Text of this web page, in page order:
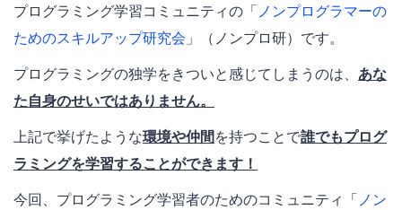
プログラミング学習コミュニティの「 ノンプログラマーの
ためのスキルアップ研究会 」（ノンプロ研）です。
プログラミングの独学をきついと感じてしまうのは、 あな
た自身のせいではありません。
上記で挙げたような環境や仲間 を持つことで誰でもプログ
ラミングを学習することができます！
今回、プログラミング学習者のためのコミュニティ「 ノン